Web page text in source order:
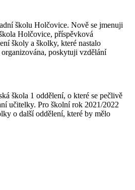
školu Holčovice. Nově se jmenuji
Holčovice, příspěvková
školy a školky, které nastalo
poskytuji vzdělání
škola 1 oddělení, o které se pečlivě
učitelky. Pro školní rok 2021/2022
o další oddělení, které by mělo